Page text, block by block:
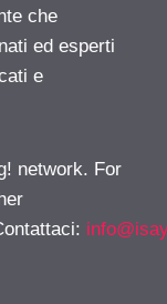
che
ed esperti
e
network. For
: